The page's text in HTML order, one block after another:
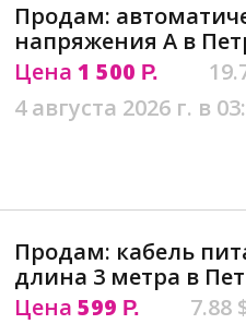
Продам:
напряжения A в
Цена 1 500 Р.
4 августа 2026 г. в
Продам: кабель
длина 3 метра в
Цена 599 Р.
7.88